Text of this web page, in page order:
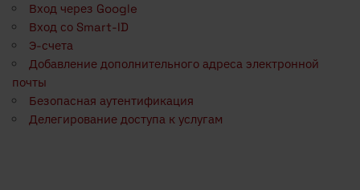
Вход через Google
Вход со Smart-ID
Э-счета
Добавление дополнительного адреса электронной
почты
Безопасная аутентификация
Делегирование доступа к услугам